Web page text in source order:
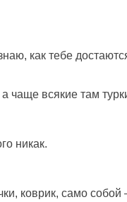
как тебе
чаще всякие там
никак.
коврик, само собой